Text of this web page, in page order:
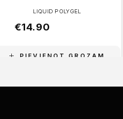
PIEVIENOT GROZAM
LIQUID POLYGEL
€14.90